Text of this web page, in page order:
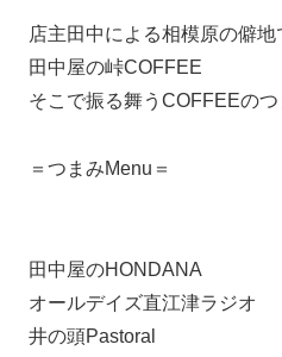
店主田中による相模原の僻
田中屋の峠COFFEE
そこで振る舞うCOFFEEのつ
＝つまみMenu＝
田中屋のHONDANA
オールデイズ直江津ラジオ
井の頭Pastoral